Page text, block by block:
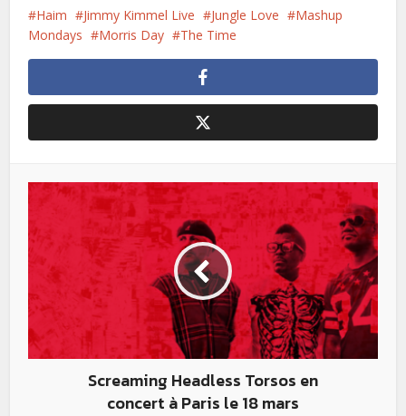
Haim Jimmy Kimmel Live Jungle Love
Mashup
Mondays
Morris Day The Time
Screaming Headless Torsos en
concert à Paris le 18 mars